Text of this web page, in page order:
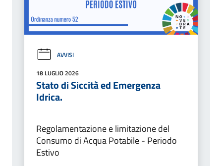
AVVISI
18 LUGLIO 2026
Stato di Siccità ed Emergenza
Idrica.
Regolamentazione e limitazione del
Consumo di Acqua Potabile - Periodo
Estivo